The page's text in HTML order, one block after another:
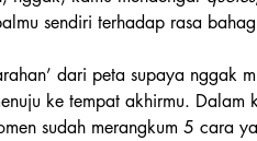
sendiri terhadap rasa
dari peta supaya nggak
ke tempat akhirmu. Dalam
sudah merangkum 5 cara